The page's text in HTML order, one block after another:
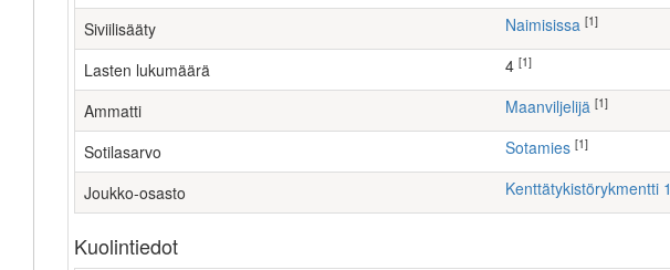
Siviilisääty Naimisissa [1]
Lasten lukumäärä [1]
Ammatti maanviljelijä [1]
Sotilasarvo Sotamies [1]
Joukko-osasto Kenttätykistörykmentti
Kuolintiedot